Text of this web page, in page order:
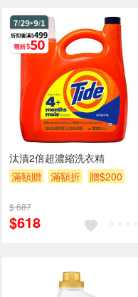
汰漬2倍超濃縮洗衣精
滿額贈
滿額折 贈$200
$ 687
$618